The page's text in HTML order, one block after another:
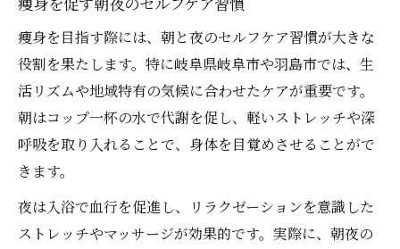
痩身を目指す際には、朝と夜のセルフケア習慣が大きな
役割を果たします。特に岐阜県岐阜市や羽島市では、生
活リズムや地域特有の気候に合わせたケアが重要です。
朝はコップ一杯の水で代謝を促し、軽いストレッチや深
呼吸を取り入れることで、身体を目覚めさせることがで
きます。
夜は入浴で血行を促進し、リラクゼーションを意識した
ストレッチやマッサージが効果的です。実際に、朝夜の